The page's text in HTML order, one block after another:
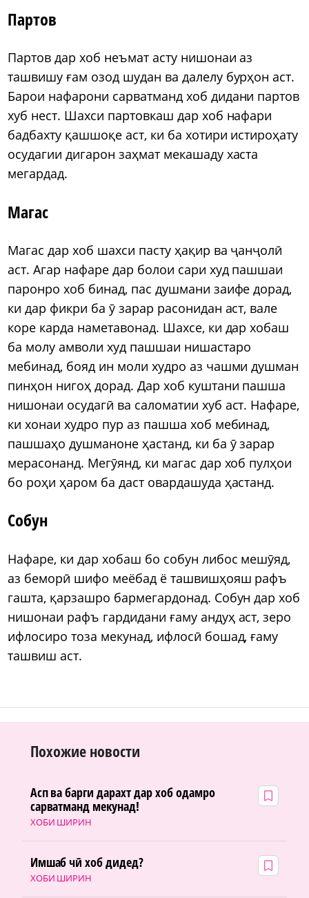
Партов
Партов дар хоб неъмат асту нишонаи аз
ташвишу ғам озод шудан ва далелу бурҳон аст.
Барои нафарони сарватманд хоб дидани партов
хуб нест. Шахси партовкаш дар хоб нафари
бадбахту қашшоқе аст, ки ба хотири истироҳату
осудагии дигарон заҳмат мекашаду хаста
мегардад.
Магас
Магас дар хоб шахси пасту ҳақир ва ҷанҷолӣ
аст. Агар нафаре дар болои сари худ пашшаи
паронро хоб бинад, пас душмани заифе дорад,
ки дар фикри ба ӯ зарар расонидан аст, вале
коре карда наметавонад. Шахсе, ки дар хобаш
ба молу амволи худ пашшаи нишастаро
мебинад, бояд ин моли худро аз чашми душман
пинҳон нигоҳ дорад. Дар хоб куштани пашша
нишонаи осудагӣ ва саломатии хуб аст. Нафаре,
ки хонаи худро пур аз пашша хоб мебинад,
пашшаҳо душманоне ҳастанд, ки ба ӯ зарар
мерасонанд. Мегӯянд, ки магас дар хоб пулҳои
бо роҳи ҳаром ба даст овардашуда ҳастанд.
Собун
Нафаре, ки дар хобаш бо собун либос мешӯяд,
аз беморӣ шифо меёбад ё ташвишҳояш рафъ
гашта, қарзашро бармегардонад. Собун дар хоб
нишонаи рафъ гардидани ғаму андуҳ аст, зеро
ифлосиро тоза мекунад, ифлосӣ бошад, ғаму
ташвиш аст.
Похожие новости
ХОБИ ШИРИН
Асп ва барги дарахт дар хоб одамро
сарватманд мекунад!
ХОБИ ШИРИН
Имшаб чӣ хоб дидед?